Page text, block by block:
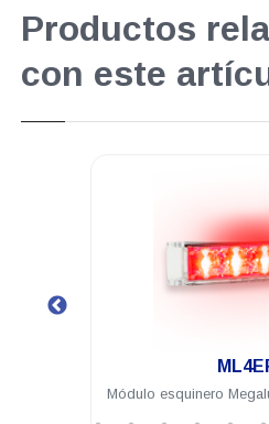
Productos
con este
Rojo de 4 LEDs
Módulo